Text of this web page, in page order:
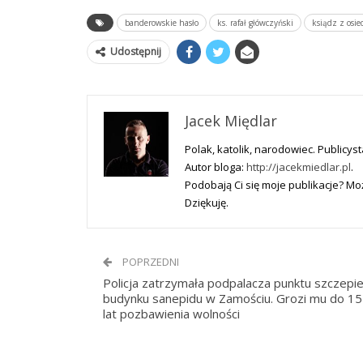
banderowskie hasło ks. rafał główczyński ksiądz z
Udostępnij
Jacek Międlar
Polak, katolik, narodowiec.
Autor bloga: http://jacekmiedlar.pl.
Podobają Ci się moje publikacje?
Dziękuję.
POPRZEDNI
Policja zatrzymała podpalacza punktu
budynku sanepidu w Zamościu. Grozi mu do 15
lat pozbawienia wolności